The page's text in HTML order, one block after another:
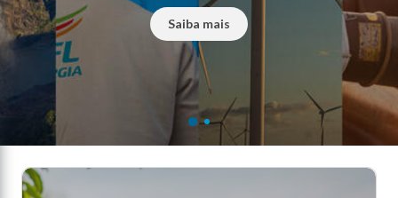
Saiba mais